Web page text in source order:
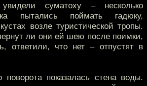
суматоху – несколько
пытались поймать гадюку,
возле туристической тропы.
ли они ей шею после поимки,
ответили, что нет – отпустят в
поворота показалась стена воды.